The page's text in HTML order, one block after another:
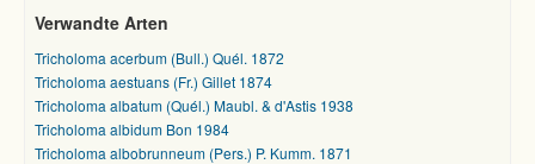
Verwandte Arten
Tricholoma acerbum (Bull.) Quél. 1872
Tricholoma aestuans (Fr.) Gillet 1874
Tricholoma albatum (Quél.) Maubl. & d'Astis 1938
Tricholoma albidum Bon 1984
Tricholoma albobrunneum (Pers.) P. Kumm. 1871